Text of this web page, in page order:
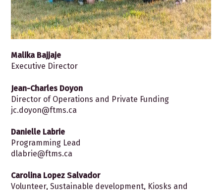
Malika Bajjaje
Executive Director
Jean-Charles Doyon
Director of Operations and Private Funding
jc.doyon@ftms.ca
Danielle Labrie
Programming Lead
dlabrie@ftms.ca
Carolina Lopez Salvador
Volunteer, Sustainable development, Kiosks and